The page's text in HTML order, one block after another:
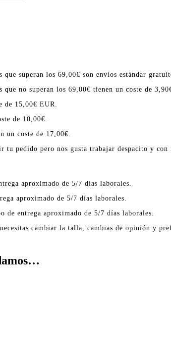
superan los 69,00€ son envíos estándar
que no superan los 69,00€ tienen un coste de
de 15,00€ EUR.
de 10,00€.
un coste de 17,00€.
tu pedido pero nos gusta trabajar despacito y
aproximado de 5/7 días laborales.
aproximado de 5/7 días laborales.
de entrega aproximado de 5/7 días laborales.
cambiar la talla, cambias de opinión y